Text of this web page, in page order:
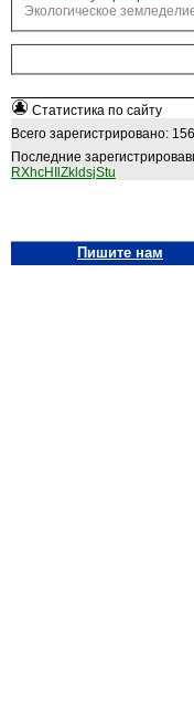
Экологическое
Статистика по сайту
Всего зарегистрировано:
Последние
RXhcHIlZkldsjStu
Пишите нам